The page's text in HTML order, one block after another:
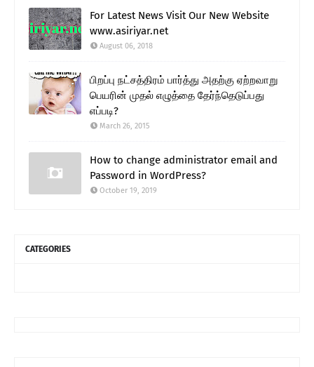
For Latest News Visit Our New Website
www.asiriyar.net
August 06, 2018
பிறப்பு நட்சத்திரம் பார்த்து அதற்கு ஏற்றவாறு
பெயரின் முதல் எழுத்தை தேர்ந்தெடுப்பது
எப்படி?
March 26, 2015
How to change administrator email and
Password in WordPress?
October 19, 2019
CATEGORIES